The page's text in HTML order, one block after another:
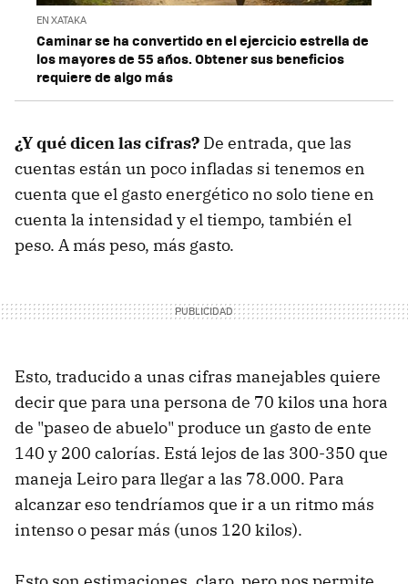
EN XATAKA
Caminar se ha convertido en el ejercicio estrella de
los mayores de 55 años. Obtener sus beneficios
requiere de algo más
¿Y qué dicen las cifras? De entrada, que las
cuentas están un poco infladas si tenemos en
cuenta que el gasto energético no solo tiene en
cuenta la intensidad y el tiempo, también el
peso. A más peso, más gasto.
Esto, traducido a unas cifras manejables quiere
decir que para una persona de 70 kilos una hora
de "paseo de abuelo" produce un gasto de ente
140 y 200 calorías. Está lejos de las 300-350 que
maneja Leiro para llegar a las 78.000. Para
alcanzar eso tendríamos que ir a un ritmo más
intenso o pesar más (unos 120 kilos).